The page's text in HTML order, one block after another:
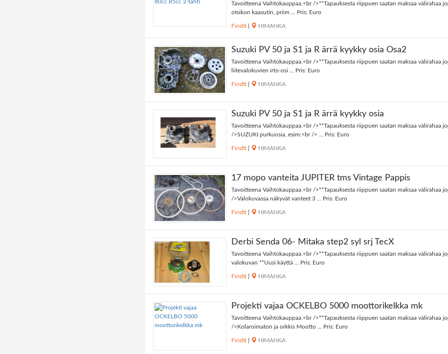
Tavoitteena Vaihtokauppaa.<br />**Tapauksesta riippuen saatan maksaa välirahaa
otsikon kaasutin, priim ... Pris: Euro
FindIt HIMANKA
Suzuki PV 50 ja S1 ja R ärrä kyykky osia Osa2
Tavoitteena Vaihtokauppaa.<br />**Tapauksesta riippuen saatan maksaa välirahaa
liitevalokuvien irto-osi ... Pris: Euro
FindIt HIMANKA
Suzuki PV 50 ja S1 ja R ärrä kyykky osia
Tavoitteena Vaihtokauppaa.<br />**Tapauksesta riippuen saatan maksaa välirahaa
/>SUZUKI purkuosia, esim:<br /> ... Pris: Euro
FindIt HIMANKA
17 mopo vanteita JUPITER tms Vintage Pappis
Tavoitteena Vaihtokauppaa.<br />**Tapauksesta riippuen saatan maksaa välirahaa
/>Valokuvassa näkyvät vanteet 3 ... Pris: Euro
FindIt HIMANKA
Derbi Senda 06- Mitaka step2 syl srj TecX
Tavoitteena Vaihtokauppaa.<br />**Tapauksesta riippuen saatan maksaa välirahaa
valokuvan **Uusi käyttä ... Pris: Euro
FindIt HIMANKA
Projekti vajaa OCKELBO 5000 moottorikelkka mk
Tavoitteena Vaihtokauppaa.<br />**Tapauksesta riippuen saatan maksaa välirahaa
/>Kolaroimaton ja orkkis Mootto ... Pris: Euro
FindIt HIMANKA